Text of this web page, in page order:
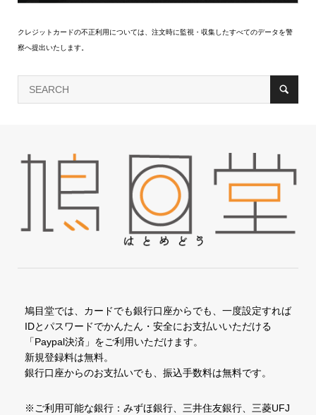
クレジットカードの不正利用については、注文時に監視・収集したすべてのデータを警
察へ提出いたします。
鳩目堂では、カードでも銀行口座からでも、一度設定すれば
IDとパスワードでかんたん・安全にお支払いいただける
「Paypal決済」をご利用いただけます。
新規登録料は無料。
銀行口座からのお支払いでも、振込手数料は無料です。
※ご利用可能な銀行：みずほ銀行、三井住友銀行、三菱UFJ